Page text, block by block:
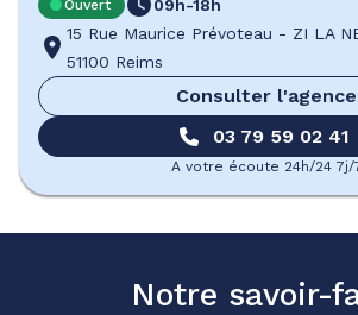
Ouvert
09h-18h
15 Rue Maurice Prévoteau - ZI LA
51100 Reims
Consulter l'agence
03 79 59 02 41
A votre écoute 24h/24 7j/
Notre savoir-